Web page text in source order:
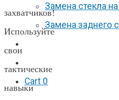
Замена стекла на
Замена заднего
Cart 0
захватчиков!
Используйте
свои
тактические
навыки